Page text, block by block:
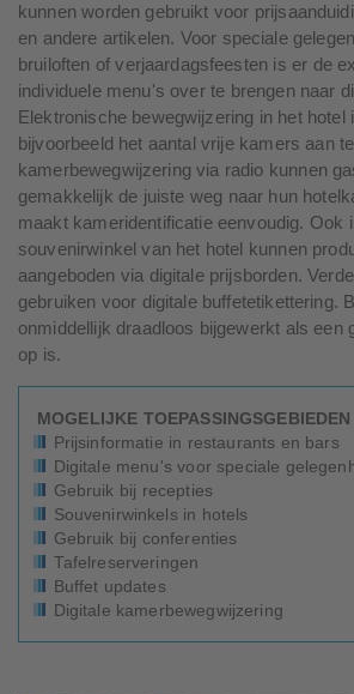
kunnen worden gebruikt voor
en andere artikelen. Voor speciale
bruiloften of verjaardagsfeesten is er de
individuele menu's over te brengen naar
Elektronische bewegwijzering in het hotel
bijvoorbeeld het aantal vrije kamers aan
kamerbewegwijzering via radio kunnen
gemakkelijk de juiste weg naar hun
maakt kameridentificatie eenvoudig. Ook
souvenirwinkel van het hotel kunnen
aangeboden via digitale prijsborden.
gebruiken voor digitale buffetetikettering.
onmiddellijk draadloos bijgewerkt als een
op is.
MOGELIJKE TOEPASSINGSGEBIEDEN
Prijsinformatie in restaurants en bars
Digitale menu's voor speciale
Gebruik bij recepties
Souvenirwinkels in hotels
Gebruik bij conferenties
Tafelreserveringen
Buffet updates
Digitale kamerbewegwijzering